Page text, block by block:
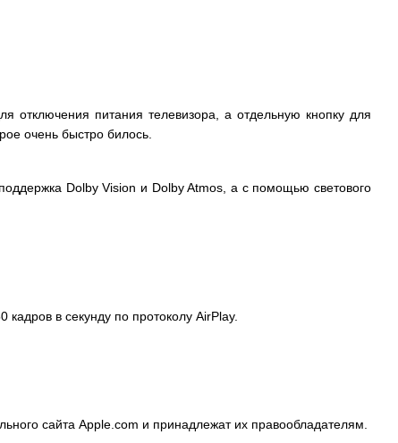
отключения питания телевизора, а отдельную кнопку для
очень быстро билось.
Dolby Vision и Dolby Atmos, а с помощью светового
в секунду по протоколу AirPlay.
сайта Apple.com и принадлежат их правообладателям.